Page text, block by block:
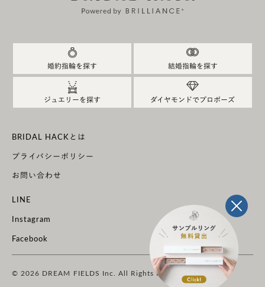
特に夫婦の手の写真からコンセプトの説明導入部分の
流れはしっかり目に留まるように気を付けつつも、
自然な感じでお客様の意識に残るよう演出しまし
た。
あとは、TOP画像をどうするかは非常に悩みました。
婚約指輪を探す 結婚指輪を探す
ジュエリーを探す ダイヤモンドでプロポーズ
BRIDAL HACKとは
プライバシーポリシー
お問い合わせ
LINE
Instagram
Facebook
© 2026 DREAM FIELDS Inc. All Rights Reserved.